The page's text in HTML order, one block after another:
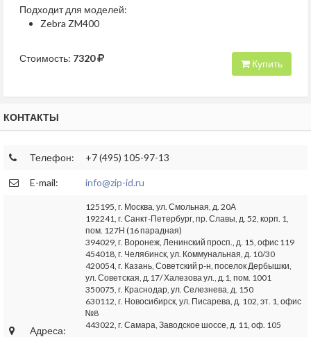
Подходит для моделей:
Zebra ZM400
Стоимость: 7320 Купить
КОНТАКТЫ
Телефон: +7 (495) 105-97-13
E-mail: info@zip-id.ru
Адреса:
125195, г. Москва, ул. Смольная, д. 20А
192241, г. Санкт-Петербург, пр. Славы, д. 52, корп. 1,
пом. 127Н (16 парадная)
394029, г. Воронеж, Ленинский просп., д. 15, офис 119
454018, г. Челябинск, ул. Коммунальная, д. 10/30
420054, г. Казань, Советский р-н, поселок Дербышки,
ул. Советская, д.17/ Халезова ул., д.1, пом. 1001
350075, г. Краснодар, ул. Селезнева, д. 150
630112, г. Новосибирск, ул. Писарева, д. 102, эт. 1, офис
№8
443022, г. Самара, Заводское шоссе, д. 11, оф. 105